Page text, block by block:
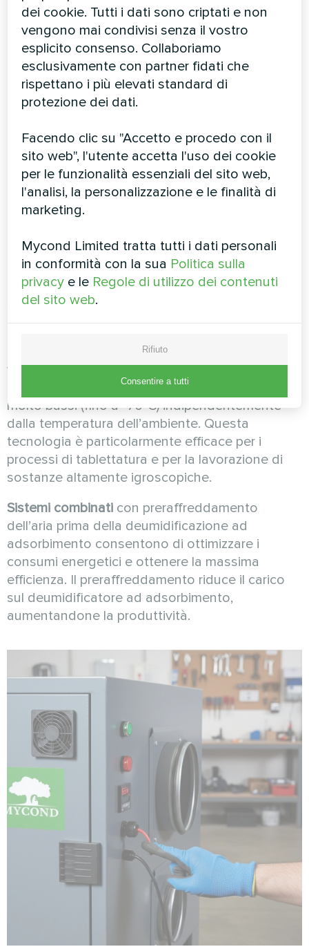
causare agglomerazioni che compromettono
l’intera sequenza tecnologica.
Confronto delle tecnologie
di deumidificazione
Nell’industria farmaceutica si applicano diverse
tecnologie dideumidificazionedell’aria, ciascuna
con i propri vantaggi e limiti.
Deumidificazione a condensazione efficace a
livelli relativamente alti di umidità e temperatura,
necessario raggiungere bassi livelli di umidità. I
limiti fisici di questa tecnologia non consentono
di ottenere un punto di rugiada inferiore a +5°C
senza il rischio di formazione di ghiaccio
Deumidificazione ad adsorbimento
vantaggi significativi per il settore farmaceutico,
poiché consente di raggiungere punti di rugiada
molto bassi (fino a -70°C) indipendentemente
dalla temperatura dell’ambiente. Questa
tecnologia è particolarmente efficace per i
processi di tablettatura e per la lavorazione di
sostanze altamente igroscopiche.
Sistemi combinati con preraffreddamento
dell’aria prima della deumidificazione ad
adsorbimento consentono di ottimizzare i
consumi energetici e ottenere la massima
efficienza. Il preraffreddamento riduce il carico
sul deumidificatore ad adsorbimento,
aumentandone la produttività.
dei cookie. Tutti i dati sono criptati e non
vengono mai condivisi senza il vostro
esplicito consenso. Collaboriamo
esclusivamente con partner fidati che
rispettano i più elevati standard di
protezione dei dati.
Facendo clic su "Accetto e procedo con il
sito web", l'utente accetta l'uso dei cookie
per le funzionalità essenziali del sito web,
l'analisi, la personalizzazione e le finalità di
marketing.
Mycond Limited tratta tutti i dati personali
in conformità con la sua Politica sulla
privacy e le Regole di utilizzo dei contenuti
del sito web.
Rifiuto
Consentire a tutti